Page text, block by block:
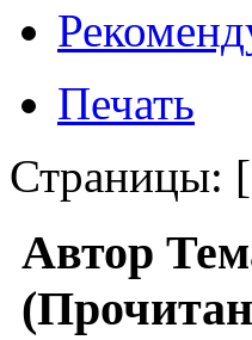
Печать
Страницы: [
Автор